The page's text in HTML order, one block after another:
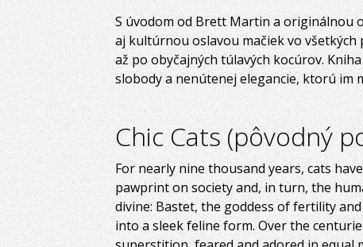
S úvodom od Brett Martin a originálnou
aj kultúrnou oslavou mačiek vo
až po obyčajných túlavých kocúrov.
slobody a nenútenej elegancie, ktorú im
Chic Cats (pôvodný
For nearly nine thousand years, cats
pawprint on society and, in turn, the
divine: Bastet, the goddess of fertility
into a sleek feline form. Over the